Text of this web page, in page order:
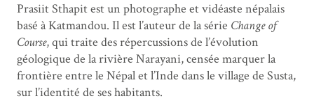
Prasiit Sthapit est un photographe et vidéaste népalais
basé à Katmandou. Il est l’auteur de la série Change of
Course, qui traite des répercussions de l’évolution
géologique de la rivière Narayani, censée marquer la
frontière entre le Népal et l’Inde dans le village de Susta,
sur l’identité de ses habitants.